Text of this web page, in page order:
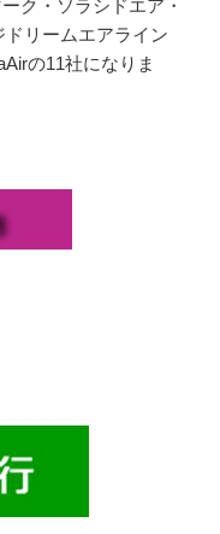
ク・ソラシドエア・
リームエアライン
の11社になりま